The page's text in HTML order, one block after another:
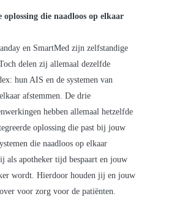
oplossing die naadloos op elkaar
en SmartMed zijn zelfstandige
delen zij allemaal dezelfde
hun AIS en de systemen van
afstemmen. De drie
hebben allemaal hetzelfde
oplossing die past bij jouw
die naadloos op elkaar
als apotheker tijd bespaart en jouw
wordt. Hierdoor houden jij en jouw
voor zorg voor de patiënten.